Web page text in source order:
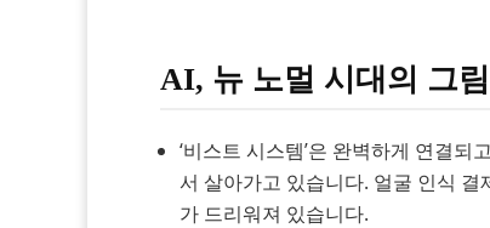
AI, 뉴 노멀 시대의 그
‘비스트 시스템’은 완벽하게 연결
서 살아가고 있습니다. 얼굴 인식
가 드리워져 있습니다.